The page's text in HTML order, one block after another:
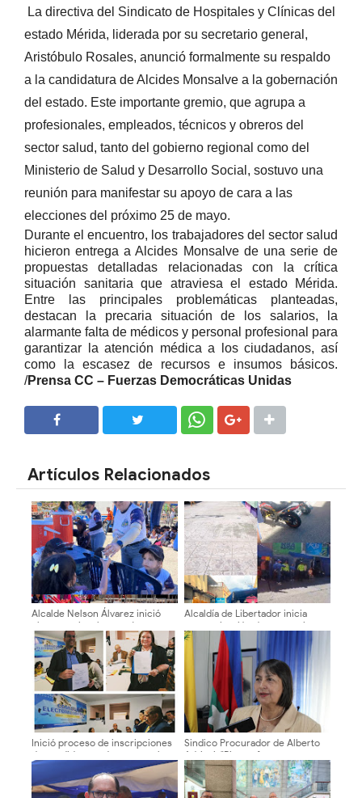
La directiva del Sindicato de Hospitales y Clínicas del
estado Mérida, liderada por su secretario general,
Aristóbulo Rosales, anunció formalmente su respaldo
a la candidatura de Alcides Monsalve a la gobernación
del estado. Este importante gremio, que agrupa a
profesionales, empleados, técnicos y obreros del
sector salud, tanto del gobierno regional como del
Ministerio de Salud y Desarrollo Social, sostuvo una
reunión para manifestar su apoyo de cara a las
elecciones del próximo 25 de mayo.
Durante el encuentro, los trabajadores del sector salud
hicieron entrega a Alcides Monsalve de una serie de
propuestas detalladas relacionadas con la crítica
situación sanitaria que atraviesa el estado Mérida.
Entre las principales problemáticas planteadas,
destacan la precaria situación de los salarios, la
alarmante falta de médicos y personal profesional para
garantizar la atención médica a los ciudadanos, así
como la escasez de recursos e insumos básicos.
/Prensa CC – Fuerzas Democráticas Unidas
Artículos Relacionados
Alcalde Nelson Álvarez inició
plan vacacional con más 400
niños y niñas
​Alcaldía de Libertador inicia
reorganización de comerciantes
de economía emergente en el
centro de Mérida
Inició proceso de inscripciones
de candidatos a decanos en la
ULA
Sindico Procurador de Alberto
Adriani: "Piques fangueros era
responsabilidad exclusiva de sus
promotores